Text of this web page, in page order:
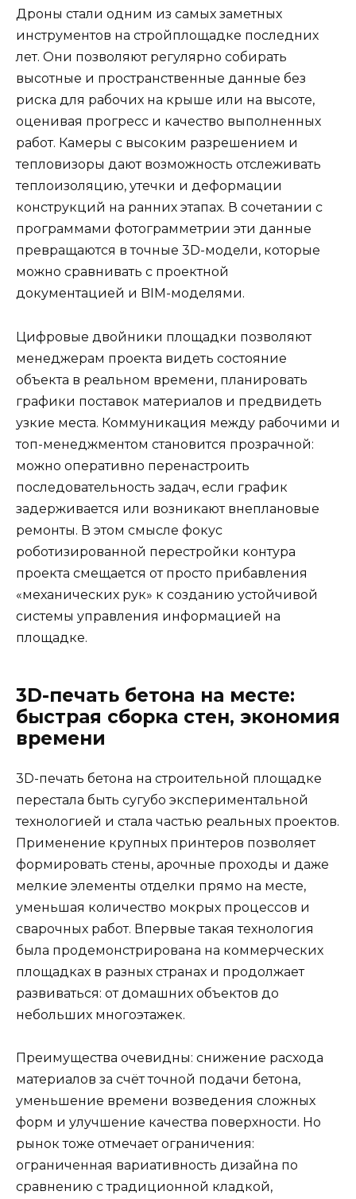
Дроны стали одним из самых заметных
инструментов на стройплощадке последних
лет. Они позволяют регулярно собирать
высотные и пространственные данные без
риска для рабочих на крыше или на высоте,
оценивая прогресс и качество выполненных
работ. Камеры с высоким разрешением и
тепловизоры дают возможность отслеживать
теплоизоляцию, утечки и деформации
конструкций на ранних этапах. В сочетании с
программами фотограмметрии эти данные
превращаются в точные 3D-модели, которые
можно сравнивать с проектной
документацией и BIM-моделями.
Цифровые двойники площадки позволяют
менеджерам проекта видеть состояние
объекта в реальном времени, планировать
графики поставок материалов и предвидеть
узкие места. Коммуникация между рабочими и
топ-менеджментом становится прозрачной:
можно оперативно перенастроить
последовательность задач, если график
задерживается или возникают внеплановые
ремонты. В этом смысле фокус
роботизированной перестройки контура
проекта смещается от просто прибавления
«механических рук» к созданию устойчивой
системы управления информацией на
площадке.
3D-печать бетона на месте:
быстрая сборка стен, экономия
времени
3D-печать бетона на строительной площадке
перестала быть сугубо экспериментальной
технологией и стала частью реальных проектов.
Применение крупных принтеров позволяет
формировать стены, арочные проходы и даже
мелкие элементы отделки прямо на месте,
уменьшая количество мокрых процессов и
сварочных работ. Впервые такая технология
была продемонстрирована на коммерческих
площадках в разных странах и продолжает
развиваться: от домашних объектов до
небольших многоэтажек.
Преимущества очевидны: снижение расхода
материалов за счёт точной подачи бетона,
уменьшение времени возведения сложных
форм и улучшение качества поверхности. Но
рынок тоже отмечает ограничения:
ограниченная вариативность дизайна по
сравнению с традиционной кладкой,